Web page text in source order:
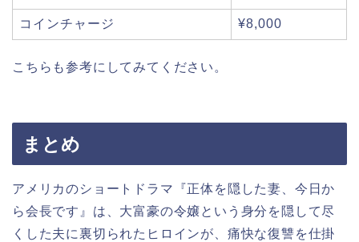
コインチャージ ¥8,000
こちらも参考にしてみてください。
まとめ
アメリカのショートドラマ『正体を隠した妻、今日か
ら会長です』は、大富豪の令嬢という身分を隠して尽
くした夫に裏切られたヒロインが、痛快な復讐を仕掛